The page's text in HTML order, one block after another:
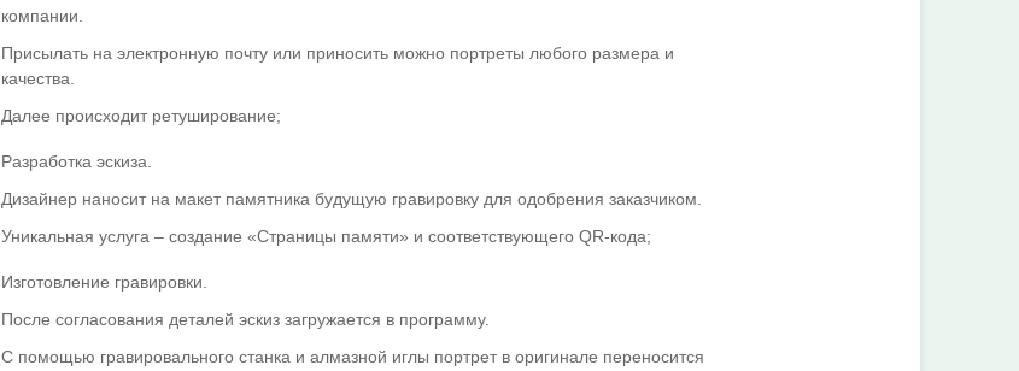
компании.
Присылать на электронную почту или приносить можно портреты любого размера и
качества.
Далее происходит ретуширование;
Разработка эскиза.
Дизайнер наносит на макет памятника будущую гравировку для одобрения заказчиком.
Уникальная услуга – создание «Страницы памяти» и соответствующего QR-кода;
Изготовление гравировки.
После согласования деталей эскиз загружается в программу.
С помощью гравировального станка и алмазной иглы портрет в оригинале переносится